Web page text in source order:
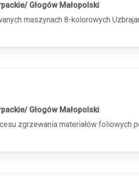
Głogów Małopolski
maszynach 8-kolorowych
Głogów Małopolski
zgrzewania materiałów foliowych